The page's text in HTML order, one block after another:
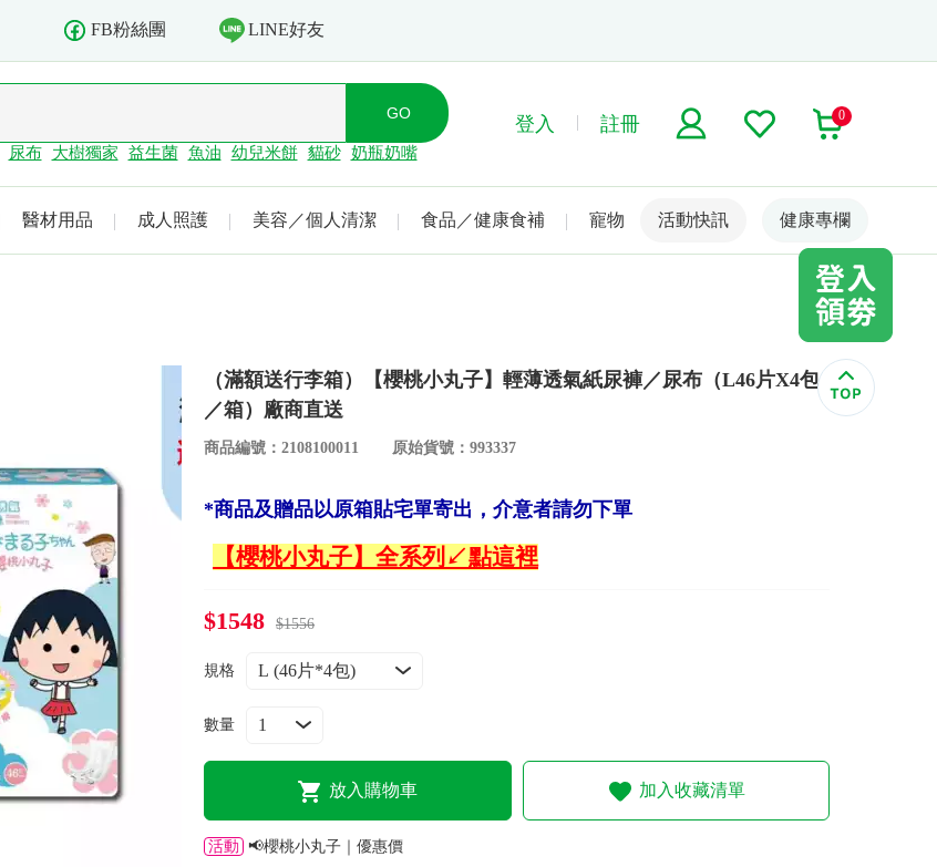
FB粉絲團 LINE好友
尿布 大樹獨家 益生菌 魚油 幼兒米餅 貓砂 奶瓶奶嘴
登入 註冊 0
醫材用品 成人照護 美容／個人清潔 食品／健康食補 寵物 名人嚴選
活動快訊 健康專欄
（滿額送行李箱）【櫻桃小丸子】輕薄透氣紙尿褲／尿布（L46片X4包
／箱）廠商直送
商品編號：2108100011 原始貨號：993337
*商品及贈品以原箱貼宅單寄出，介意者請勿下單
【櫻桃小丸子】全系列↙點這裡
$1548 $1556
規格
數量
放入購物車 加入收藏清單
活動 📢櫻桃小丸子｜優惠價